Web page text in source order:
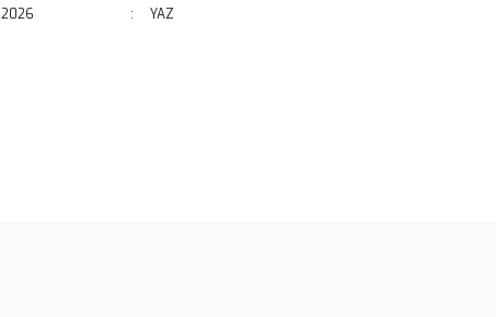
2026 : YAZ